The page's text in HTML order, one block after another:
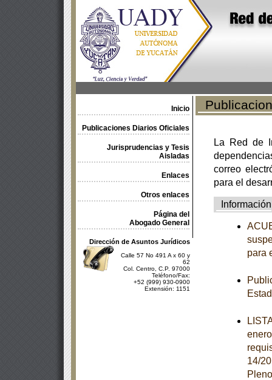
Inicio
Publicaciones Diarios Oficiales
Jurisprudencias y Tesis
Aisladas
Enlaces
Otros enlaces
Página del
Abogado General
Dirección de Asuntos Jurídicos
Calle 57 No 491 A x 60 y
62
Col. Centro, C.P. 97000
Teléfono/Fax:
+52 (999) 930-0900
Extensión: 1151
La Red de
correo
para el
Información
para
14/